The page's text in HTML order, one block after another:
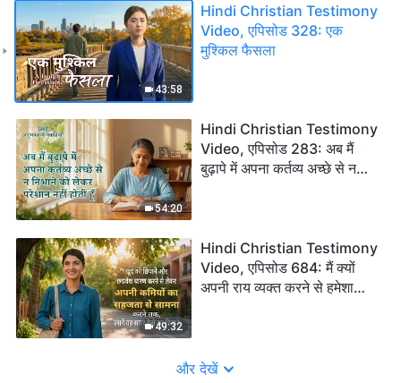
43:58
Hindi Christian Testimony
Video, एपिसोड 328: एक
मुश्किल फैसला
54:20
Hindi Christian Testimony
Video, एपिसोड 283: अब मैं
बुढ़ापे में अपना कर्तव्य अच्छे से न
49:32
Hindi Christian Testimony
Video, एपिसोड 684: मैं क्यों
अपनी राय व्यक्त करने से हमेशा
और देखें